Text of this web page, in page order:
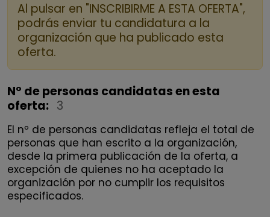
Al pulsar en "INSCRIBIRME A ESTA OFERTA",
podrás enviar tu candidatura a la
organización que ha publicado esta
oferta.
Nº de personas candidatas en esta
oferta: 3
El nº de personas candidatas refleja el total de
personas que han escrito a la organización,
desde la primera publicación de la oferta, a
excepción de quienes no ha aceptado la
organización por no cumplir los requisitos
especificados.